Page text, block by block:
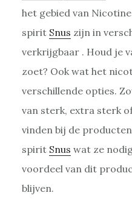
het gebied van
spirit Snus zijn in
verkrijgbaar . Houd je
zoet? Ook wat het
verschillende opties.
van sterk, extra sterk
vinden bij de
spirit Snus wat ze
voordeel van dit
blijven.